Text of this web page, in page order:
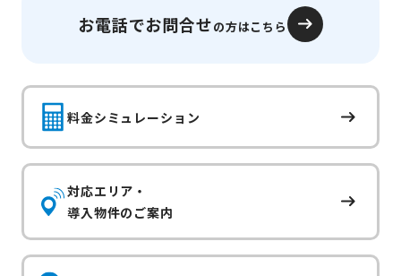
お電話でお問合せの方はこちら
料金シミュレーション
対応エリア・
導入物件のご案内